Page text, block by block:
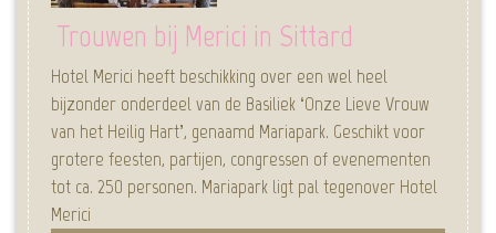
Trouwen bij Merici in Sittard
Hotel Merici heeft beschikking over een wel heel
bijzonder onderdeel van de Basiliek ‘Onze Lieve Vrouw
van het Heilig Hart’, genaamd Mariapark. Geschikt voor
grotere feesten, partijen, congressen of evenementen
tot ca. 250 personen. Mariapark ligt pal tegenover Hotel
Merici